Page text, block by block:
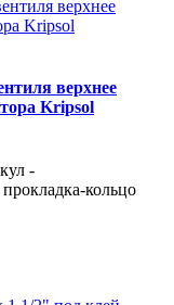
верхнее
Kripsol
-
кольцо